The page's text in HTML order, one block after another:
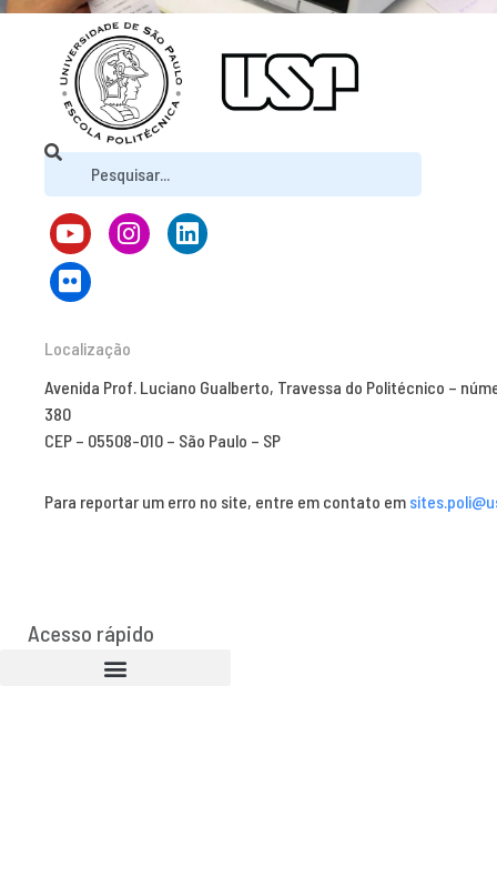
Localização
Avenida Prof. Luciano Gualberto, Travessa do Politécnico –
380
CEP – 05508-010 – São Paulo – SP
Para reportar um erro no site, entre em contato em
Acesso rápido